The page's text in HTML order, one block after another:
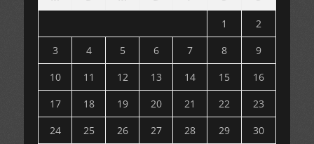
1
2
3
4 5 6 7 8
9
10
11 12 13 14 15
16
17
18 19 20 21 22
23
24
25 26 27 28 29 30